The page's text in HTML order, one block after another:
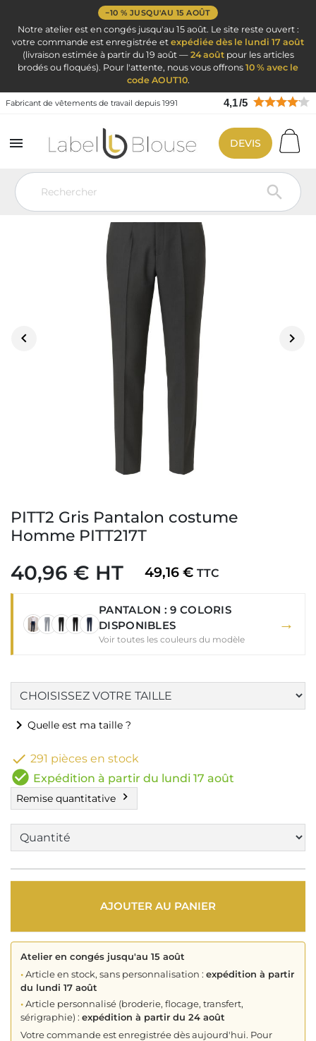
−10 % JUSQU'AU 15 AOÛT
Notre atelier est en congés jusqu'au 15 août. Le site reste ouvert :
votre commande est enregistrée et expédiée dès le lundi 17 août
(livraison estimée à partir du 19 août — 24 aoûtpour les articles
brodés ou floqués). Pour l'attente, nous vous offrons 10 % avec le
code AOUT10.
Fabricant de vêtements de travail depuis 1991 4,1/5


DEVIS
Vêtement de travail Vêtement Service Accueil & Hôtelier
Pantalon
 
PITT2 Gris Pantalon costume
Homme PITT217T
40,96 € HT 49,16 € TTC
PANTALON : 9 COLORIS
DISPONIBLES
Voir toutes les couleurs du modèle
→
chevron_right Quelle est ma taille ?
 291 pièces en stock
check_circle Expédition à partir du lundi 17 août
Remise quantitative chevron_right
AJOUTER AU PANIER
Atelier en congés jusqu'au 15 août
•Article en stock, sans personnalisation : expédition à partir
du lundi 17 août
•Article personnalisé (broderie, flocage, transfert,
sérigraphie) : expédition à partir du 24 août
Votre commande est enregistrée dès aujourd'hui. Pour